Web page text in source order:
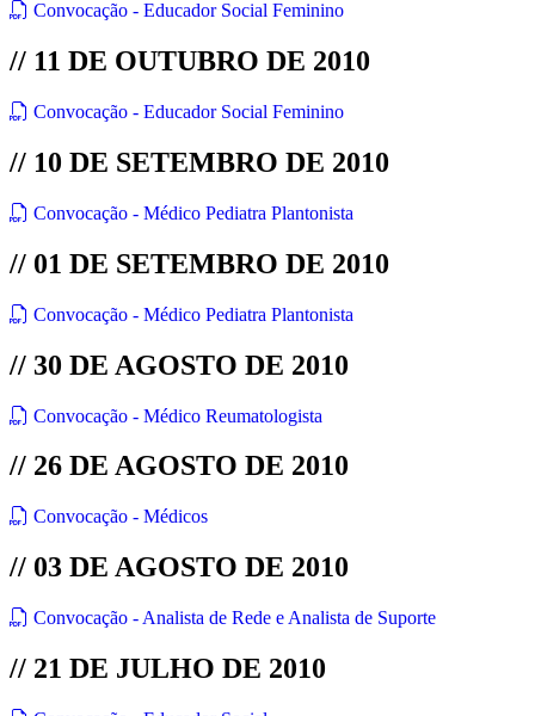
Convocação - Educador Social Feminino
// 11 DE OUTUBRO DE 2010
Convocação - Educador Social Feminino
// 10 DE SETEMBRO DE 2010
Convocação - Médico Pediatra Plantonista
// 01 DE SETEMBRO DE 2010
Convocação - Médico Pediatra Plantonista
// 30 DE AGOSTO DE 2010
Convocação - Médico Reumatologista
// 26 DE AGOSTO DE 2010
Convocação - Médicos
// 03 DE AGOSTO DE 2010
Convocação - Analista de Rede e Analista de Suporte
// 21 DE JULHO DE 2010